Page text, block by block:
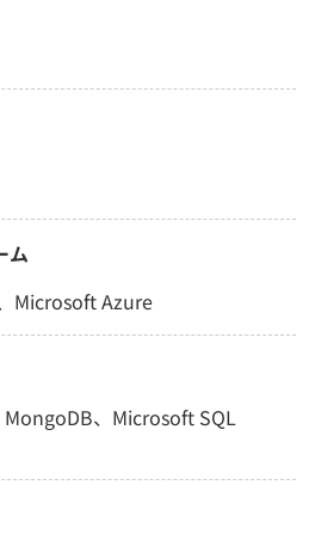
ム
Microsoft Azure
、Microsoft SQL